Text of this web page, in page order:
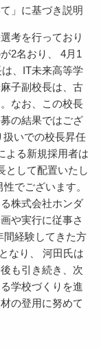
」に基づき説明
考を行っており
2名おり、 4月1
、IT未来高等学
子副校長は、古
なお、この校長
の結果ではござ
いでの校長昇任
よる新規採用者は
として配置いたし
でございます。
株式会社ホンダ
や実行に従事さ
間経験してきた方
なり、 河田氏は
も引き続き、次
学校づくりを進
の登用に努めて